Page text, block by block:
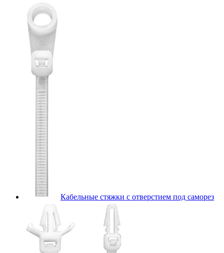
Кабельные стяжки с отверстием под саморез